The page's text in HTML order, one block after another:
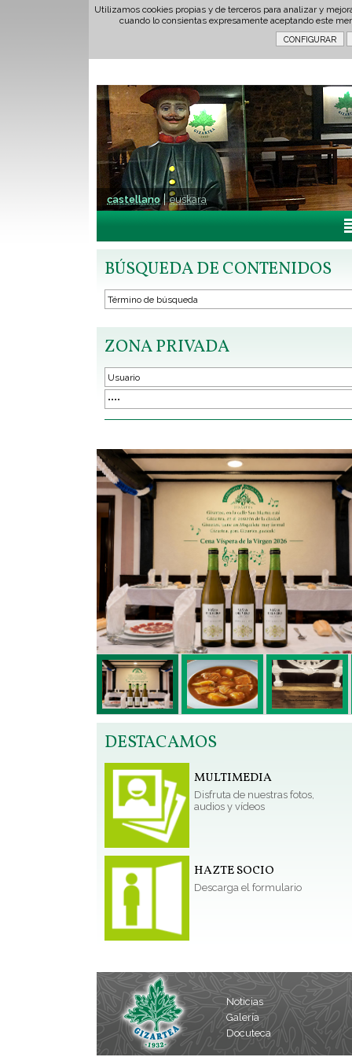
Utilizamos cookies propias y de terceros para analizar y
cuando lo consientas expresamente aceptando este
castellano euskara
BÚSQUEDA DE CONTENIDOS
ZONA PRIVADA
DESTACAMOS
MULTIMEDIA
Disfruta de nuestras fotos,
audios y vídeos
HAZTE SOCIO
Descarga el formulario
Noticias
Galería
Docuteca